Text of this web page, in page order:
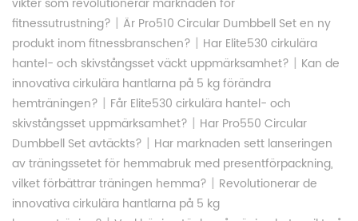
fitnessutrustning? | Är Pro510 Circular Dumbbell Set en ny
produkt inom fitnessbranschen? | Har Elite530 cirkulära
hantel- och skivstångsset väckt uppmärksamhet? | Kan de
innovativa cirkulära hantlarna på 5 kg förändra
hemträningen? | Får Elite530 cirkulära hantel- och
skivstångsset uppmärksamhet? | Har Pro550 Circular
Dumbbell Set avtäckts? | Har marknaden sett lanseringen
av träningssetet för hemmabruk med presentförpackning,
vilket förbättrar träningen hemma? | Revolutionerar de
innovativa cirkulära hantlarna på 5 kg